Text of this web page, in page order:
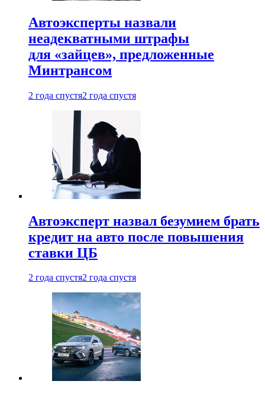
Автоэксперты назвали
неадекватными штрафы
для «зайцев», предложенные
Минтрансом
2 года спустя2 года спустя
Автоэксперт назвал безумием брать
кредит на авто после повышения
ставки ЦБ
2 года спустя2 года спустя